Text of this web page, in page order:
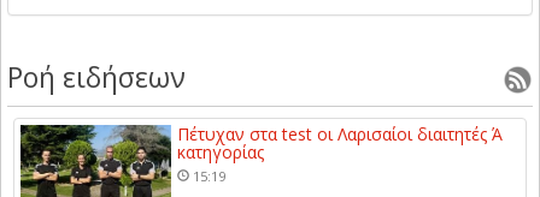
Ροή ειδήσεων
Πέτυχαν στα test οι Λαρισαίοι διαιτητές Ά
κατηγορίας
15:19